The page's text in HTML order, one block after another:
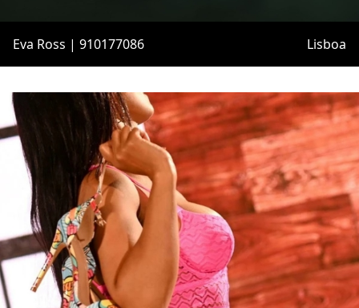
Eva Ross | 910177086 Lisboa